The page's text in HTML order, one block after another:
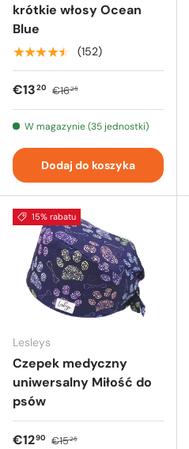
krótkie włosy Ocean
Blue
★★★★★ (152)
€1320 €1625
W magazynie (35 jednostki)
Dodaj do koszyka
15% rabatu
Lesleys
Czepek medyczny
uniwersalny Miłość do
psów
€1290 €1525